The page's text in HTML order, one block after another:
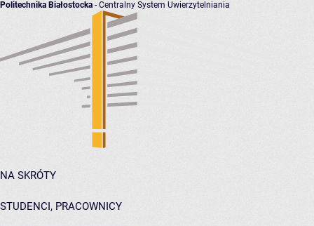
Politechnika Białostocka - Centralny System Uwierzytelniania
NA SKRÓTY
STUDENCI, PRACOWNICY